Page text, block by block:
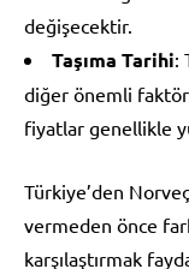
değişecektir.
Taşıma Tarihi:
diğer önemli
fiyatlar genellikle
Türkiye’den
vermeden önce
karşılaştırmak